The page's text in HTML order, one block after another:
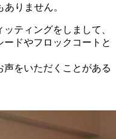
りません。
ティングをしまして、
ドやフロックコートと
をいただくことがある